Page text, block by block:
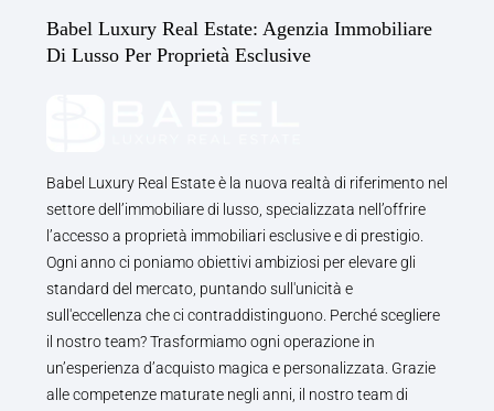
Babel Luxury Real Estate: Agenzia Immobiliare
Di Lusso Per Proprietà Esclusive
Babel Luxury Real Estate è la nuova realtà di riferimento nel
settore dell’immobiliare di lusso, specializzata nell’offrire
l’accesso a proprietà immobiliari esclusive e di prestigio.
Ogni anno ci poniamo obiettivi ambiziosi per elevare gli
standard del mercato, puntando sull'unicità e
sull'eccellenza che ci contraddistinguono. Perché scegliere
il nostro team? Trasformiamo ogni operazione in
un’esperienza d’acquisto magica e personalizzata. Grazie
alle competenze maturate negli anni, il nostro team di